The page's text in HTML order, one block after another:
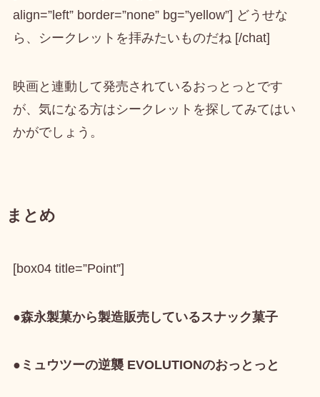
align=”left” border=”none” bg=”yellow”] どうせな
ら、シークレットを拝みたいものだね [/chat]
映画と連動して発売されているおっとっとです
が、気になる方はシークレットを探してみてはい
かがでしょう。
まとめ
[box04 title=”Point”]
●森永製菓から製造販売しているスナック菓子
●ミュウツーの逆襲 EVOLUTIONのおっとっと